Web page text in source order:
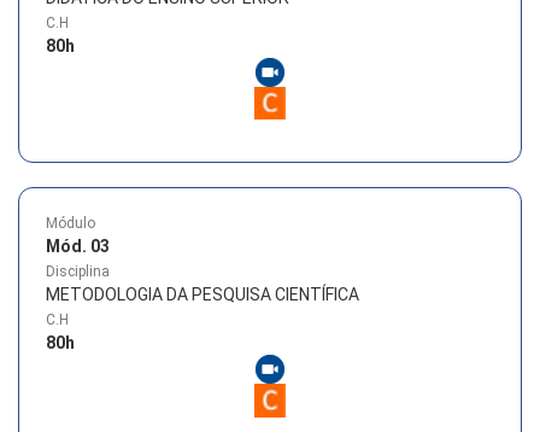
C.H
80h
Módulo
Mód. 03
Disciplina
METODOLOGIA DA PESQUISA CIENTÍFICA
C.H
80h